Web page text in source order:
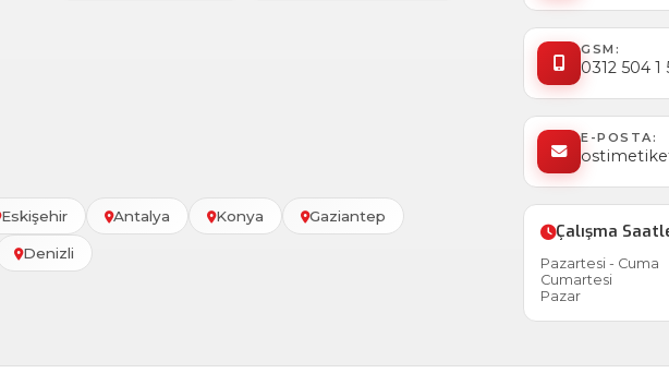
Eskişehir Antalya Konya Gaziantep
Denizli
GSM:
0312 504 1
E-POSTA:
Çalışma
Pazartesi - Cuma
Cumartesi
Pazar